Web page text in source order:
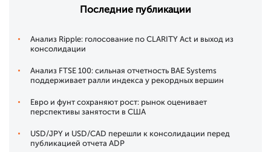
Последние публикации
Анализ Ripple: голосование по CLARITY Act и выход из
консолидации
Анализ FTSE 100: сильная отчетность BAE Systems
поддерживает ралли индекса у рекордных вершин
Евро и фунт сохраняют рост: рынок оценивает
перспективы занятости в США
USD/JPY и USD/CAD перешли к консолидации перед
публикацией отчета ADP